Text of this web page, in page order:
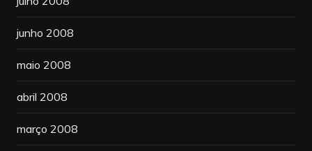
junho 2008
maio 2008
abril 2008
março 2008